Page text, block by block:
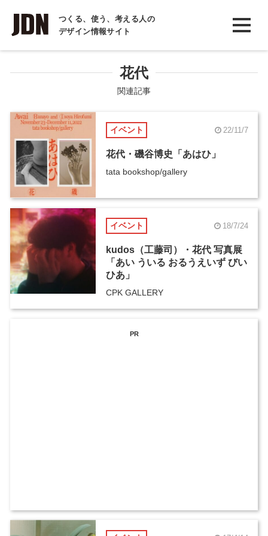
つくる、使う、考える人の
デザイン情報サイト
INTERVIEW
インタビュー
COLUMN
コラム
花代
関連記事
イベント 22/11/7
花代・磯谷博史「あはひ」
tata bookshop/gallery
イベント 18/7/24
kudos（工藤司）・花代 写真展
「あい ういる おるうえいず びい
ひあ」
CPK GALLERY
PR